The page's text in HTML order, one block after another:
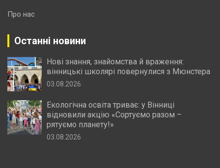
Про нас
Останні новини
Нові знання, знайомства й враження:
вінницькі школярі повернулися з Мюнстера
03.08.2026
Екологічна освіта триває: у Вінниці
відновили акцію «Сортуємо разом –
рятуємо планету!»
03.08.2026